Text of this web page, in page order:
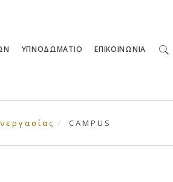
ΥΠΝΟΔΩΜΑΤΙΟ ΕΠΙΚΟΙΝΩΝΙΑ
CAMPUS